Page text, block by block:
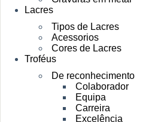
Lacres
Tipos de Lacres
Acessorios
Cores de Lacres
Troféus
De reconhecimento
Colaborador
Equipa
Carreira
Excelência